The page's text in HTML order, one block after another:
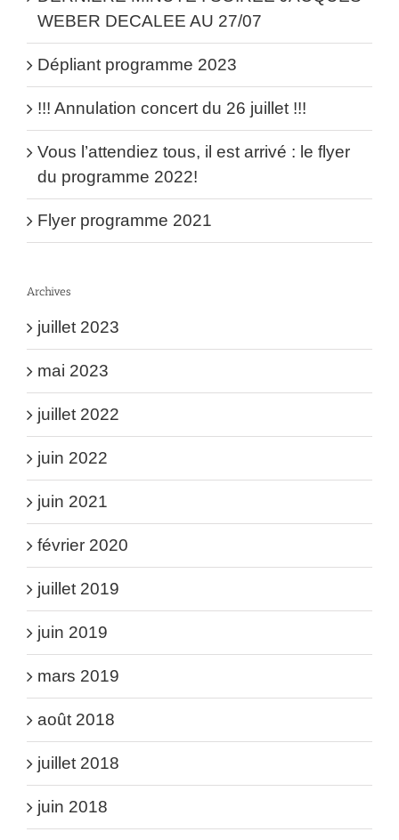
WEBER DECALEE AU 27/07
Dépliant programme 2023
!!! Annulation concert du 26 juillet !!!
Vous l’attendiez tous, il est arrivé : le flyer
du programme 2022!
Flyer programme 2021
Archives
juillet 2023
mai 2023
juillet 2022
juin 2022
juin 2021
février 2020
juillet 2019
juin 2019
mars 2019
août 2018
juillet 2018
juin 2018